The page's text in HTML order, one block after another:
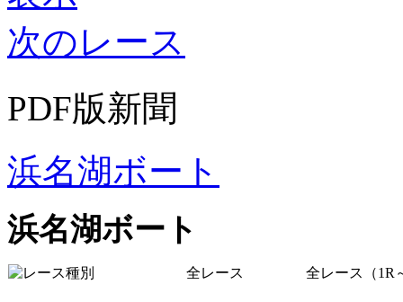
次のレース
PDF版新聞
浜名湖ボート
浜名湖ボート
全レース 全レース（1R